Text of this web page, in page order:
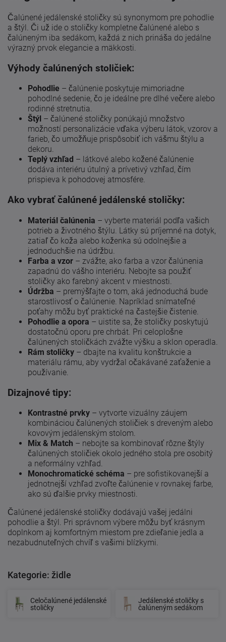
Čalúnené jedálenské stoličky sú synonymom pre pohodlie
a štýl. Či už ide o stoličky kompletne čalúnené alebo s
čalúneným iba sedákom, každá z nich prináša do jedálne
výrazný prvok elegancie a mäkkosti.
Výhody čalúnených stoličiek:
Pohodlie – čalúnenie poskytuje mimoriadne
pohodlné sedenie, čo je ideálne pre dlhé večere alebo
rodinné stretnutia.
Štýl – čalúnené stoličky ponúkajú množstvo
možností personalizácie vďaka výberu látok, vzorov a
farieb, čo umožňuje prispôsobiť ich vášmu štýlu a
dekoru.
Teplý vzhľad – látkové alebo kožené čalúnenie
dodáva interiéru útulný a prívetivý vzhľad, čím
prispieva k pohodovej atmosfére.
Ako vybrať čalúnené jedálenské stoličky:
Materiál čalúnenia – vyberte materiál podľa vašich
potrieb a životného štýlu. Látky sú príjemné na dotyk,
zatiaľ čo koža alebo koženka sú odolnejšie a
jednoduchšie na údržbu.
Farba a vzor – zvážte, ako farba a vzor čalúnenia
zapadnú do vášho interiéru. Nebojte sa použiť
stoličky ako farebný akcent v miestnosti.
Údržba – premýšľajte o tom, aká jednoduchá bude
starostlivosť o čalúnenie. Napríklad snímateľné
poťahy môžu byť praktické na častejšie čistenie.
Pohodlie a opora – uistite sa, že stoličky poskytujú
dostatočnú oporu pre chrbát. Pri celoplošne
čalúnených stoličkách zvážte výšku a sklon operadla.
Rám stoličky – dbajte na kvalitu konštrukcie a
materiálu rámu, aby vydržal očakávané zaťaženie a
používanie.
Dizajnové tipy:
Kontrastné prvky – vytvorte vizuálny záujem
kombináciou čalúnených stoličiek s dreveným alebo
kovovým jedálenským stolom.
Mix & Match – nebojte sa kombinovať rôzne štýly
čalúnených stoličiek okolo jedného stola pre osobitý
a neformálny vzhľad.
Monochromatické schéma – pre sofistikovanejší a
jednotnejší vzhľad zvoľte čalúnenie v rovnakej farbe,
ako sú ďalšie prvky miestnosti.
Čalúnené jedálenské stoličky dodávajú vašej jedálni
pohodlie a štýl. Pri správnom výbere môžu byť krásnym
doplnkom aj komfortným miestom pre zdieľanie jedla a
nezabudnuteľných chvíľ s vašimi blízkymi.
Kategorie: židle
Celočalúnené jedálenské
stoličky
Jedálenské stoličky s
čalúneným sedákom